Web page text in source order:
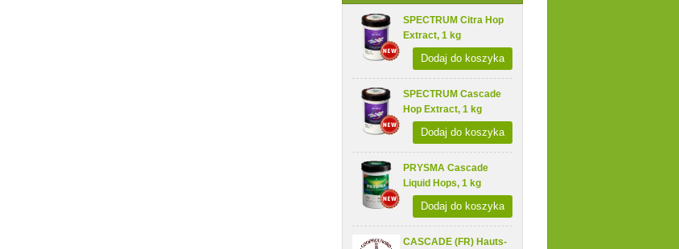
SPECTRUM Citra Hop
Extract, 1 kg
Dodaj do koszyka
SPECTRUM Cascade
Hop Extract, 1 kg
Dodaj do koszyka
PRYSMA Cascade
Liquid Hops, 1 kg
Dodaj do koszyka
CASCADE (FR) Hauts-